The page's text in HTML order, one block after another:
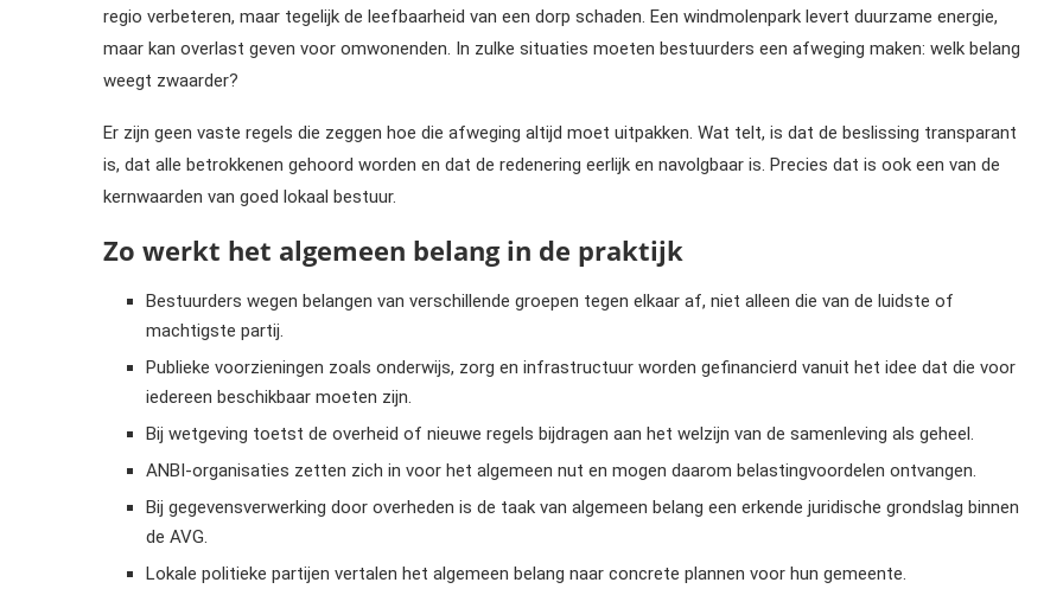
regio verbeteren, maar tegelijk de leefbaarheid van een dorp schaden. Een windmolenpark levert duurzame energie,
maar kan overlast geven voor omwonenden. In zulke situaties moeten bestuurders een afweging maken: welk belang
weegt zwaarder?
Er zijn geen vaste regels die zeggen hoe die afweging altijd moet uitpakken. Wat telt, is dat de beslissing transparant
is, dat alle betrokkenen gehoord worden en dat de redenering eerlijk en navolgbaar is. Precies dat is ook een van de
kernwaarden van goed lokaal bestuur.
Zo werkt het algemeen belang in de praktijk
Bestuurders wegen belangen van verschillende groepen tegen elkaar af, niet alleen die van de luidste of
machtigste partij.
Publieke voorzieningen zoals onderwijs, zorg en infrastructuur worden gefinancierd vanuit het idee dat die voor
iedereen beschikbaar moeten zijn.
Bij wetgeving toetst de overheid of nieuwe regels bijdragen aan het welzijn van de samenleving als geheel.
ANBI-organisaties zetten zich in voor het algemeen nut en mogen daarom belastingvoordelen ontvangen.
Bij gegevensverwerking door overheden is de taak van algemeen belang een erkende juridische grondslag binnen
de AVG.
Lokale politieke partijen vertalen het algemeen belang naar concrete plannen voor hun gemeente.